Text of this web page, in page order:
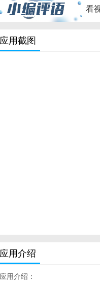
看
应用截图
应用介绍
应用介绍：